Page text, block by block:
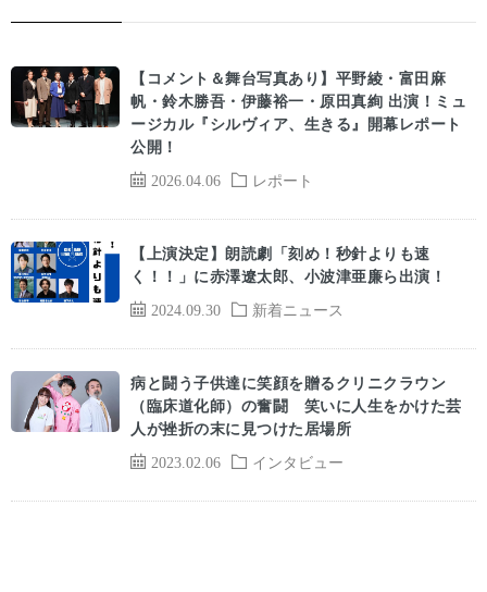
2026.04.06 レポート
【コメント＆舞台写真あり】平野綾・富田麻
帆・鈴木勝吾・伊藤裕一・原田真絢 出演！ミュ
ージカル『シルヴィア、生きる』開幕レポート
公開！
2024.09.30 新着ニュース
【上演決定】朗読劇「刻め！秒針よりも速
く！！」に赤澤遼太郎、小波津亜廉ら出演！
2023.02.06 インタビュー
病と闘う子供達に笑顔を贈るクリニクラウン
（臨床道化師）の奮闘 笑いに人生をかけた芸
人が挫折の末に見つけた居場所